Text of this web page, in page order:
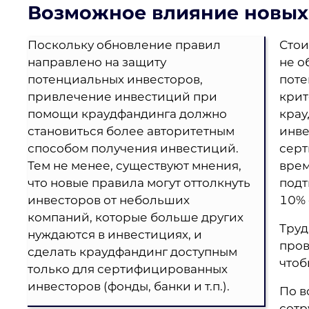
Возможное влияние
Поскольку обновление правил
направлено на защиту
потенциальных инвесторов,
привлечение инвестиций при
помощи краудфандинга должно
становиться более авторитетным
способом получения инвестиций.
Тем не менее, существуют мнения,
что новые правила могут оттолкнуть
инвесторов от небольших
компаний, которые больше других
нуждаются в инвестициях, и
сделать краудфандинг доступным
только для сертифицированных
инвесторов (фонды, банки и т.п.).
не
10%
По